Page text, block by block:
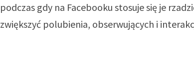
podczas gdy na Facebooku stosuje się je
zwiększyć polubienia, obserwujących i